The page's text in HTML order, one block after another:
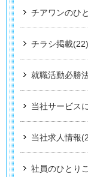
チアワンのひ
チラシ掲載(22)
就職活動必勝
当社サービス
当社求人情報
社員のひとり